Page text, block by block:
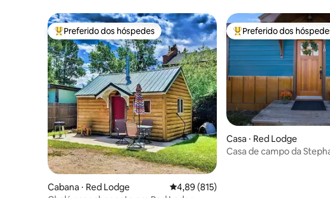
Entre os melhores preferidos dos hóspedes
Preferido dos hóspedes
Cabana ⋅ Red Lodge 4,89 de uma avaliação média de 5, 815
4,89 (815)
Entre os melhores
Preferido dos
Casa ⋅ Red Lodge
Casa de campo da